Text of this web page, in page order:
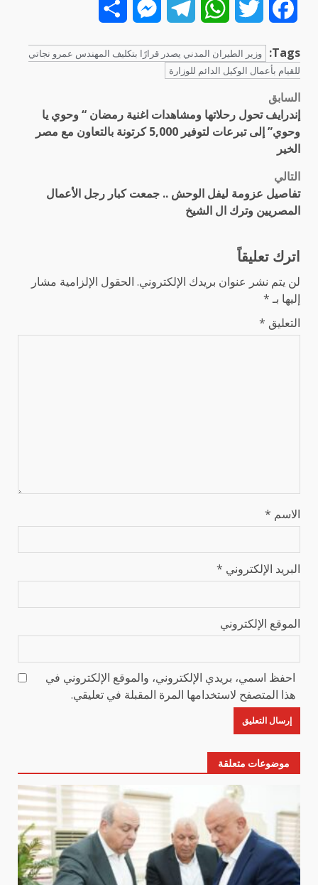
Facebook
Twitter
WhatsApp
Telegram
Messenger
Tags:
وزير الطيران المدني يصدر قرارًا بتكليف المهندس عمرو نجاتي
للقيام بأعمال الوكيل الدائم للوزارة
تصفّح
المقالات
السابق
إندرايف تحول رحلاتها ومشاهدات اغنية رمضان “ وحوي يا
وحوي” إلى تبرعات لتوفير 5,000 كرتونة بالتعاون مع مصر
الخير
التالي
تفاصيل عزومة ليفل الوحش .. جمعت كبار رجل الأعمال
المصريين وترك ال الشيخ
اترك تعليقاً
لن يتم نشر عنوان بريدك الإلكتروني. الحقول الإلزامية مشار
إليها بـ*
التعليق *
الاسم *
البريد الإلكتروني *
الموقع الإلكتروني
احفظ اسمي، بريدي الإلكتروني، والموقع الإلكتروني في
هذا المتصفح لاستخدامها المرة المقبلة في تعليقي.
موضوعات متعلقة